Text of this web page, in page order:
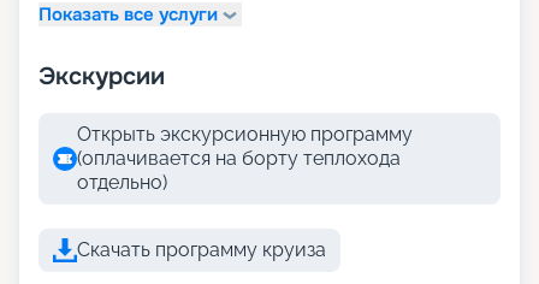
Показать все услуги
Экскурсии
Открыть экскурсионную программу
(оплачивается на борту теплохода
отдельно)
Скачать программу круиза